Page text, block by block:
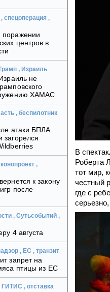
, спецоперация ,
поражении
центров в
, Израиль
не
ХАМАС
, беспилотник
атаки БПЛА
,
к закону
после
, Сутьсобытий ,
4 августа
, ЕС , транзит
запрет на
птицы из ЕС
ГИТИС , отставка
В
Роберта
тот мир,
честный
где с